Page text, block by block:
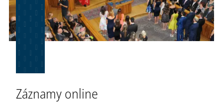
Záznamy online